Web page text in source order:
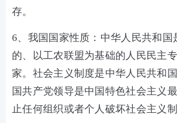
存。
6、我国国家性质：中华人民共和国
的、以工农联盟为基础的人民民主
家。社会主义制度是中华人民共和
国共产党领导是中国特色社会主义
止任何组织或者个人破坏社会主义制